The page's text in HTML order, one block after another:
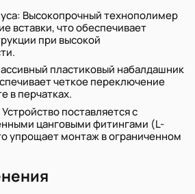
Высокопрочный технополимер
вставки, что обеспечивает
при высокой
пластиковый набалдашник
четкое переключение
в перчатках.
поставляется с
цанговыми фитингами (L-
упрощает монтаж в ограниченном